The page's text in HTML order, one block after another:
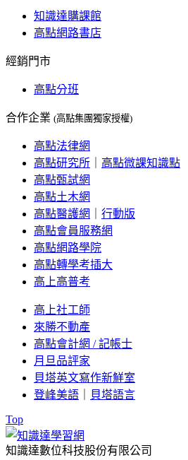
知識達購課館
高點網路書店
經銷門市
高點分班
合作企業 (高點集團獨家授權)
高點法律網
高點研究所
高點微課知識點
高點甄試網
高點土木網
高點醫護網
行動版
高點會員服務網
高點網路學院
高點轉學考插大
高上高普考
高上社工師
來勝不動產
高點會計網 / 記帳士
月旦品評家
貝塔英文寫作新鮮室
登峰美語
貝塔語言
Top
知識達數位科技股份有限公司